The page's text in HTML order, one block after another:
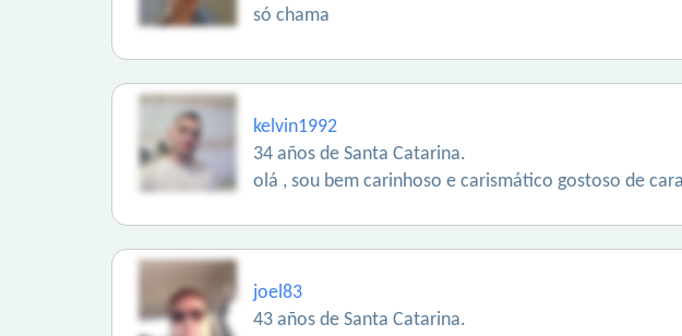
só chama
kelvin1992
34 años de Santa Catarina.
olá , sou bem carinhoso e carismático gostoso de
joel83
43 años de Santa Catarina.